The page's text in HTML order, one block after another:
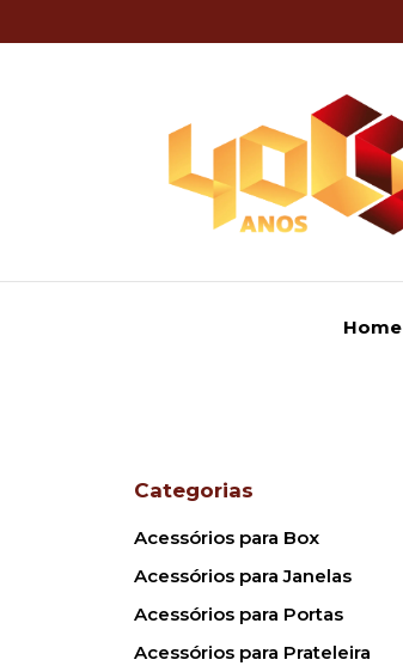
Home
Categorias
Acessórios para Box
Acessórios para Janelas
Acessórios para Portas
Acessórios para Prateleira